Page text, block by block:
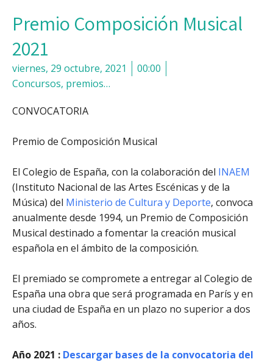
Premio Composición Musical
2021
viernes, 29 octubre, 2021
00:00
Concursos, premios…
CONVOCATORIA
Premio de Composición Musical
El Colegio de España, con la colaboración del INAEM
(Instituto Nacional de las Artes Escénicas y de la
Música) del Ministerio de Cultura y Deporte, convoca
anualmente desde 1994, un Premio de Composición
Musical destinado a fomentar la creación musical
española en el ámbito de la composición.
El premiado se compromete a entregar al Colegio de
España una obra que será programada en París y en
una ciudad de España en un plazo no superior a dos
años.
Año 2021 : Descargar bases de la convocatoria del